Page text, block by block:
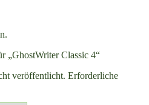
„GhostWriter Classic 4“
veröffentlicht. Erforderliche